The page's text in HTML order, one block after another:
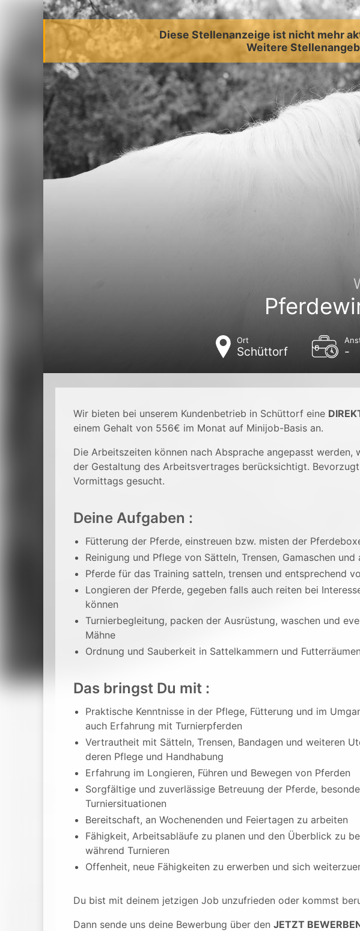
Diese Stellenanzeige ist nicht mehr
Weitere
Ort
Schüttorf -
Wir bieten bei unserem Kundenbetrieb in Schüttorf eine
einem Gehalt von 556€ im Monat auf Minijob-Basis an.
Die Arbeitszeiten können nach Absprache angepasst werden,
der Gestaltung des Arbeitsvertrages berücksichtigt.
Vormittags gesucht.
Deine Aufgaben :
Fütterung der Pferde, einstreuen bzw. misten der
Reinigung und Pflege von Sätteln, Trensen, Gamaschen und
Pferde für das Training satteln, trensen und entsprechend
Longieren der Pferde, gegeben falls auch reiten bei
können
Turnierbegleitung, packen der Ausrüstung, waschen und
Mähne
Ordnung und Sauberkeit in Sattelkammern und
Das bringst Du mit :
Praktische Kenntnisse in der Pflege, Fütterung und im
auch Erfahrung mit Turnierpferden
Vertrautheit mit Sätteln, Trensen, Bandagen und weiteren
deren Pflege und Handhabung
Erfahrung im Longieren, Führen und Bewegen von Pferden
Sorgfältige und zuverlässige Betreuung der Pferde,
Turniersituationen
Bereitschaft, an Wochenenden und Feiertagen zu arbeiten
Fähigkeit, Arbeitsabläufe zu planen und den Überblick zu
während Turnieren
Offenheit, neue Fähigkeiten zu erwerben und sich
Du bist mit deinem jetzigen Job unzufrieden oder kommst
Dann sende uns deine Bewerbung über den JETZT